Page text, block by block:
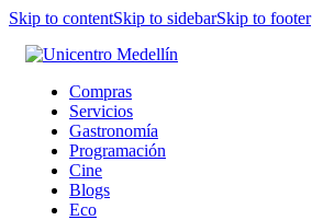
Skip to contentSkip to sidebarSkip to footer
Compras
Servicios
Gastronomía
Programación
Cine
Blogs
Eco